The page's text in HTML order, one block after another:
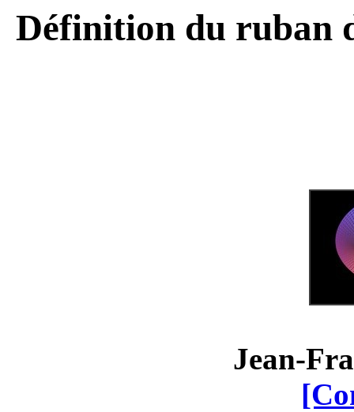
Définition du ruban
Jean-